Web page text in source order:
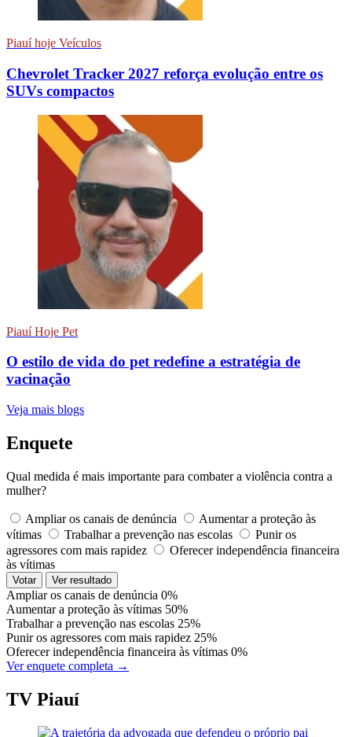
Piauí hoje Veículos
Chevrolet Tracker 2027 reforça evolução entre os
SUVs compactos
Piauí Hoje Pet
O estilo de vida do pet redefine a estratégia de
vacinação
Veja mais blogs
Enquete
Qual medida é mais importante para combater a violência contra a
mulher?
Ampliar os canais de denúncia
Aumentar a proteção às
vítimas
Trabalhar a prevenção nas escolas
Punir os
agressores com mais rapidez
Oferecer independência financeira
às vítimas
Votar Ver resultado
Ampliar os canais de denúncia 0%
Aumentar a proteção às vítimas 50%
Trabalhar a prevenção nas escolas 25%
Punir os agressores com mais rapidez 25%
Oferecer independência financeira às vítimas 0%
Ver enquete completa →
TV Piauí